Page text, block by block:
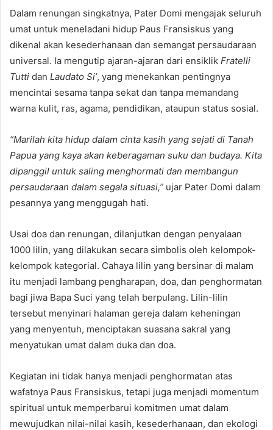
Dalam renungan singkatnya, Pater Domi mengajak seluruh
umat untuk meneladani hidup Paus Fransiskus yang
dikenal akan kesederhanaan dan semangat persaudaraan
universal. Ia mengutip ajaran-ajaran dari ensiklik Fratelli
Tutti dan Laudato Si’, yang menekankan pentingnya
mencintai sesama tanpa sekat dan tanpa memandang
warna kulit, ras, agama, pendidikan, ataupun status sosial.
“Marilah kita hidup dalam cinta kasih yang sejati di Tanah
Papua yang kaya akan keberagaman suku dan budaya. Kita
dipanggil untuk saling menghormati dan membangun
persaudaraan dalam segala situasi,” ujar Pater Domi dalam
pesannya yang menggugah hati.
Usai doa dan renungan, dilanjutkan dengan penyalaan
1000 lilin, yang dilakukan secara simbolis oleh kelompok-
kelompok kategorial. Cahaya lilin yang bersinar di malam
itu menjadi lambang pengharapan, doa, dan penghormatan
bagi jiwa Bapa Suci yang telah berpulang. Lilin-lilin
tersebut menyinari halaman gereja dalam keheningan
yang menyentuh, menciptakan suasana sakral yang
menyatukan umat dalam duka dan doa.
Kegiatan ini tidak hanya menjadi penghormatan atas
wafatnya Paus Fransiskus, tetapi juga menjadi momentum
spiritual untuk memperbarui komitmen umat dalam
mewujudkan nilai-nilai kasih, kesederhanaan, dan ekologi